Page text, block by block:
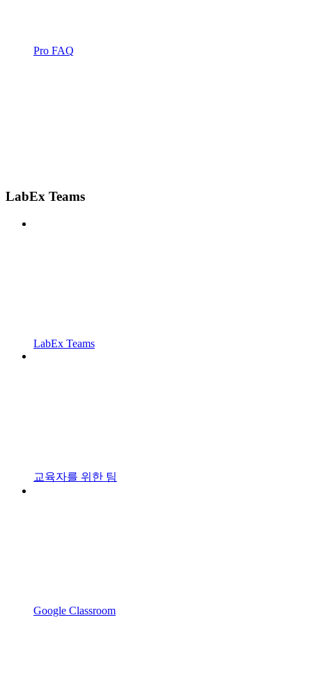
Pro FAQ
LabEx Teams
LabEx Teams
교육자를 위한 팀
Google Classroom